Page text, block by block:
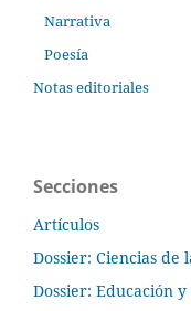
Narrativa
Poesía
Notas editoriales
Secciones
Artículos
Dossier: Ciencias de
Dossier: Educación